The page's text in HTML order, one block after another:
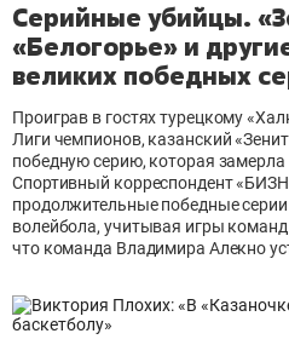
Серийные убийцы.
«Белогорье» и
великих победных
Проиграв в гостях турецкому
Лиги чемпионов, казанский
победную серию, которая
Спортивный корреспондент
продолжительные победные
волейбола, учитывая игры
что команда Владимира Алекно